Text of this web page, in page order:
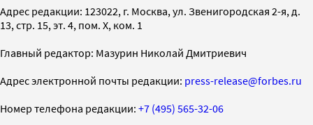
Адрес редакции: 123022, г. Москва, ул. Звенигородская 2-я, д.
13, стр. 15, эт. 4, пом. X, ком. 1
Главный редактор: Мазурин Николай Дмитриевич
Адрес электронной почты редакции: press-release@forbes.ru
Номер телефона редакции: +7 (495) 565-32-06